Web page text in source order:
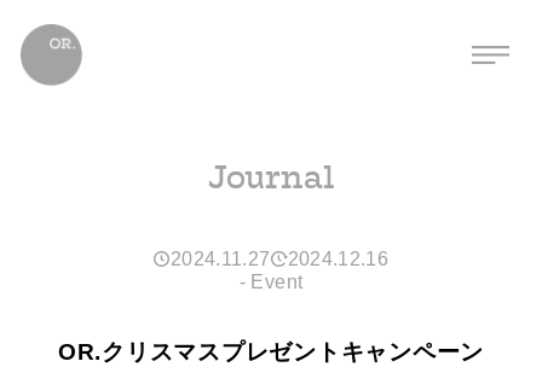
Journal
2024.11.27
2024.12.16
- Event
OR.クリスマスプレゼントキャンペーン